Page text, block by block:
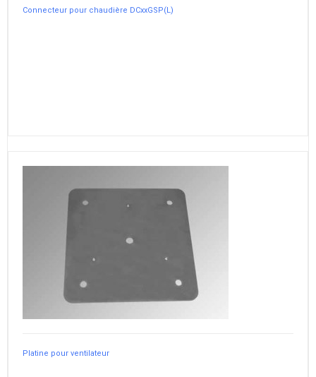
Connecteur pour chaudière DCxxGSP(L)
Platine pour ventilateur